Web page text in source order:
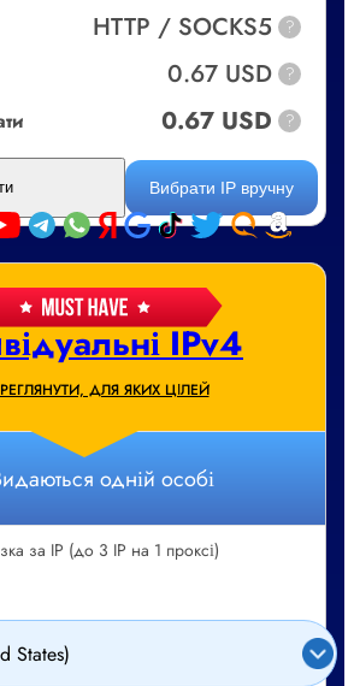
IPv4
ДЛЯ ЯКИХ ЦІЛЕЙ
одній особі
за IP (до 3 IP на 1 проксі)
States)
HTTP / SOCKS5 ?
0.67 USD ?
0.67 USD ?
Вибрати IP вручну